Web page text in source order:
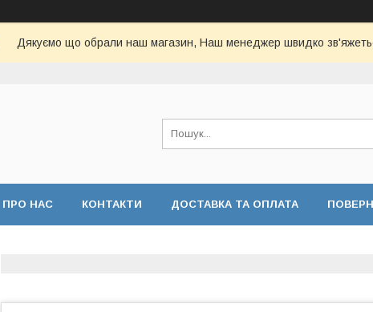
Дякуємо що обрали наш магазин, Наш менеджер швидко
ПРО НАС КОНТАКТИ ДОСТАВКА ТА ОПЛАТА